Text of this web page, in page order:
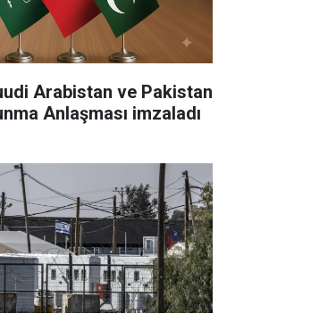
Arabistan ve Pakistan
Anlaşması imzaladı